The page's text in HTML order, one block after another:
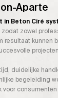
Aparte
in Beton Ciré
zodat zowel
resultaat kunnen
duidelijke
begeleiding